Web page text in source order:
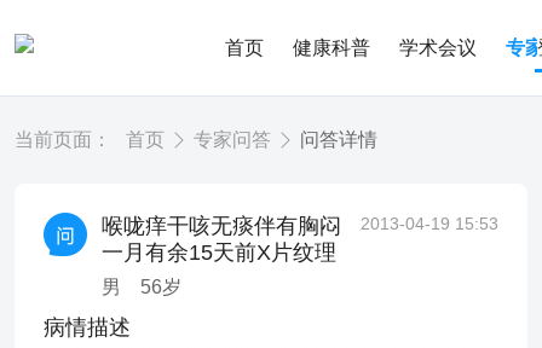
首页 健康科普 学术会议 专
当前页面： 首页 专家问答 问答详情
喉咙痒干咳无痰伴有胸闷
一月有余15天前X片纹理
男 56岁
2013-04-19 15:53
病情描述